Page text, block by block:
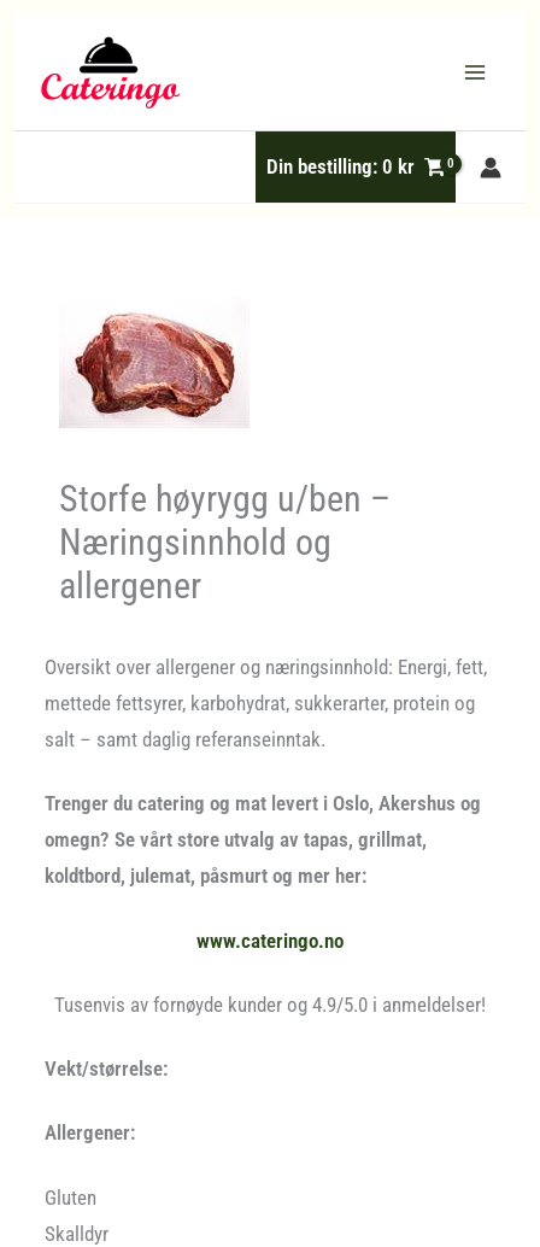
Din bestilling:0 kr
Storfe høyrygg u/ben –
Næringsinnhold og
allergener
Oversikt over allergener og næringsinnhold: Energi, fett,
mettede fettsyrer, karbohydrat, sukkerarter, protein og
salt – samt daglig referanseinntak.
Trenger du catering og mat levert i Oslo, Akershus og
omegn? Se vårt store utvalg av tapas, grillmat,
koldtbord, julemat, påsmurt og mer her:
www.cateringo.no
Tusenvis av fornøyde kunder og 4.9/5.0 i anmeldelser!
Vekt/størrelse:
Allergener:
Gluten
Skalldyr